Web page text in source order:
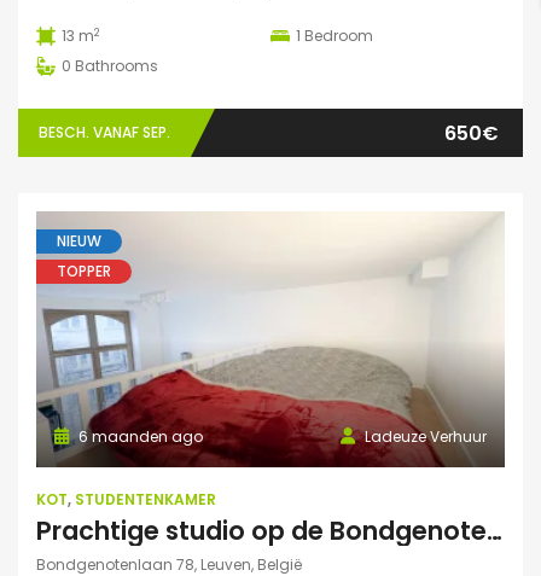
13 m2 1 Bedroom
0 Bathrooms
BESCH. VANAF SEP. 650€
NIEUW
TOPPER
Ladeuze Verhuur
6 maanden ago
KOT, STUDENTENKAMER
Prachtige studio op de Bondgenotenlaan
Bondgenotenlaan 78, Leuven, België